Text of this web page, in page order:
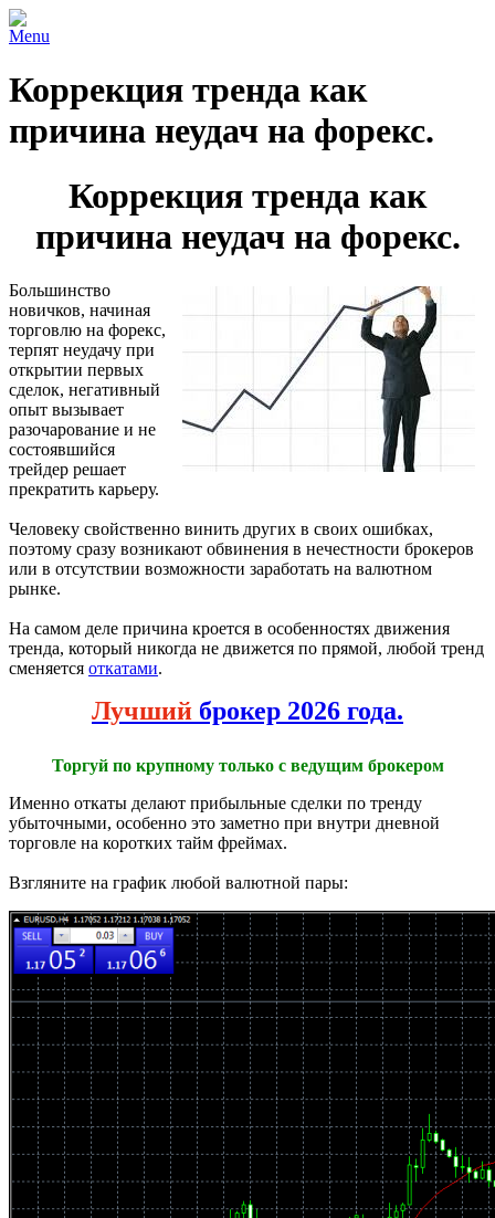
Menu
Коррекция тренда как
причина неудач на форекс.
Коррекция тренда как
причина неудач на форекс.
Большинство
новичков, начиная
торговлю на форекс,
терпят неудачу при
открытии первых
сделок, негативный
опыт вызывает
разочарование и не
состоявшийся
трейдер решает
прекратить карьеру.
Человеку свойственно винить других в своих ошибках,
поэтому сразу возникают обвинения в нечестности брокеров
или в отсутствии возможности заработать на валютном
рынке.
На самом деле причина кроется в особенностях движения
тренда, который никогда не движется по прямой, любой тренд
сменяется откатами.
Лучший брокер 2026 года.
Торгуй по крупному только с ведущим брокером
Именно откаты делают прибыльные сделки по тренду
убыточными, особенно это заметно при внутри дневной
торговле на коротких тайм фреймах.
Взгляните на график любой валютной пары: